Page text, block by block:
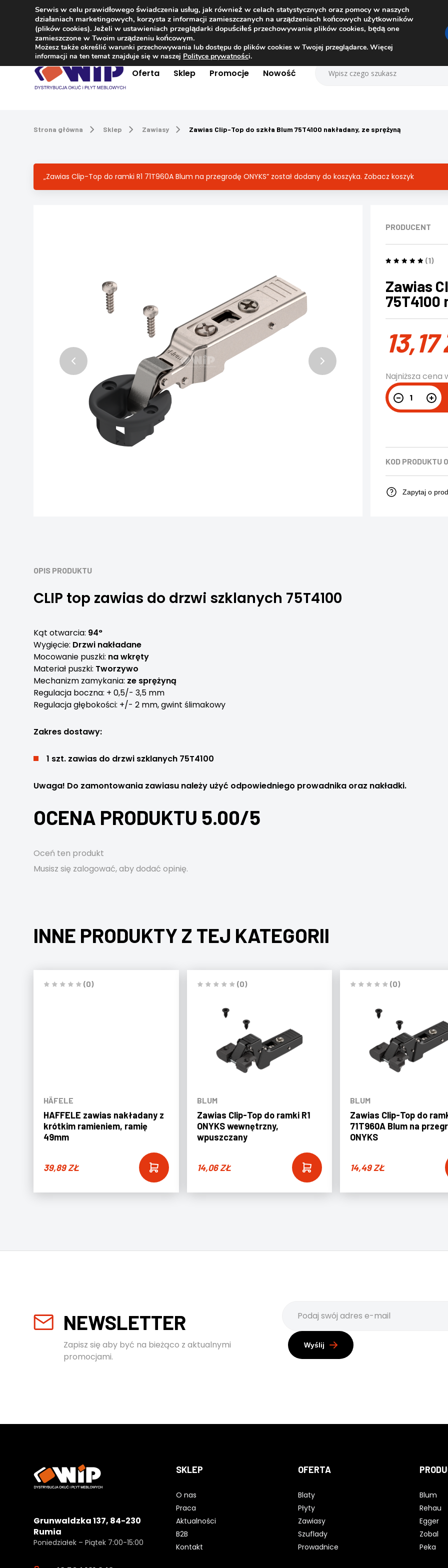
Kontakt +48 504 181 848
Oferta Sklep Promocje Nowość
Strona główna Sklep Zawiasy Zawias Clip-Top do szkła Blum 75T4100 nakładany, ze sprężyną
„Zawias Clip-Top do ramki R1 71T960A Blum na przegrodę ONYKS” został dodany do koszyka. Zobacz koszyk
PRODUCENT
(1)
Zawias
75T4100
13,17
Najniższa cena
KOD PRODUKTU
Zapytaj o
OPIS PRODUKTU
CLIP top zawias do drzwi szklanych 75T4100
Kąt otwarcia: 94°
Wygięcie: Drzwi nakładane
Mocowanie puszki: na wkręty
Materiał puszki: Tworzywo
Mechanizm zamykania: ze sprężyną
Regulacja boczna: + 0,5/- 3,5 mm
Regulacja głębokości: +/- 2 mm, gwint ślimakowy
Zakres dostawy:
1 szt. zawias do drzwi szklanych 75T4100
Uwaga! Do zamontowania zawiasu należy użyć odpowiedniego prowadnika oraz nakładki.
OCENA PRODUKTU 5.00/5
Oceń ten produkt
Musisz się zalogować, aby dodać opinię.
INNE PRODUKTY Z TEJ KATEGORII
(0)
HÄFELE
HAFFELE zawias nakładany z
krótkim ramieniem, ramię
49mm
39,89ZŁ
(0)
BLUM
Zawias Clip-Top do ramki R1
ONYKS wewnętrzny,
wpuszczany
14,06ZŁ
(0)
BLUM
Zawias Clip-Top do
71T960A Blum na
ONYKS
14,49ZŁ
NEWSLETTER
Zapisz się aby być na bieżąco z aktualnymi
promocjami.
Wyślij
Grunwaldzka 137, 84-230
Rumia
Poniedziałek – Piątek 7:00-15:00
SKLEP
O nas
Praca
Aktualności
B2B
Kontakt
OFERTA
Blaty
Płyty
Zawiasy
Szuflady
Prowadnice
Blum
Rehau
Egger
Zobal
Peka
Serwis w celu prawidłowego świadczenia usług, jak również w celach statystycznych oraz pomocy w naszych
działaniach marketingowych, korzysta z informacji zamieszczanych na urządzeniach końcowych użytkowników
(plików cookies). Jeżeli w ustawieniach przeglądarki dopuściłeś przechowywanie plików cookies, będą one
zamieszczone w Twoim urządzeniu końcowym.
Możesz także określić warunki przechowywania lub dostępu do plików cookies w Twojej przeglądarce. Więcej
informacji na ten temat znajduje się w naszej Polityce prywatności.